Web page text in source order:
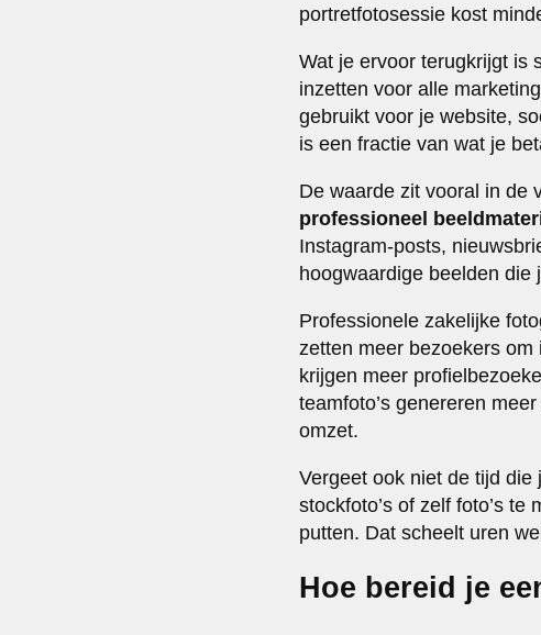
portretfotosessie kost
Wat je ervoor terugkrijgt is
inzetten voor alle
gebruikt voor je website,
is een fractie van wat je
De waarde zit vooral in de
professioneel
Instagram-posts,
hoogwaardige beelden die
Professionele zakelijke
zetten meer bezoekers om
krijgen meer
teamfoto’s genereren
omzet.
Vergeet ook niet de tijd
stockfoto’s of zelf foto’s
putten. Dat scheelt uren
Hoe bereid je